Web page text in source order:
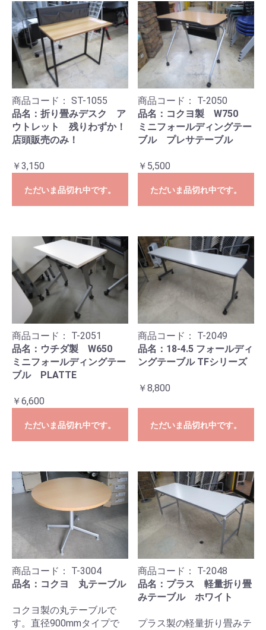
商品コード： ST-1055
品名：折り畳みデスク ア
ウトレット 残りわずか！
店頭販売のみ！
￥3,150
ただいま品切れ中です。
商品コード： T-2050
品名：コクヨ製 W750
ミニフォールディングテー
ブル プレサテーブル
￥5,500
ただいま品切れ中です。
商品コード： T-2051
品名：ウチダ製 W650
ミニフォールディングテー
ブル PLATTE
￥6,600
ただいま品切れ中です。
商品コード： T-2049
品名：18-4.5 フォールディ
ングテーブル TFシリーズ
￥8,800
ただいま品切れ中です。
商品コード： T-3004
品名：コクヨ 丸テーブル
コクヨ製の丸テーブルで
す。直径900mmタイプで
商品コード： T-2048
品名：プラス 軽量折り畳
みテーブル ホワイト
プラス製の軽量折り畳みテ